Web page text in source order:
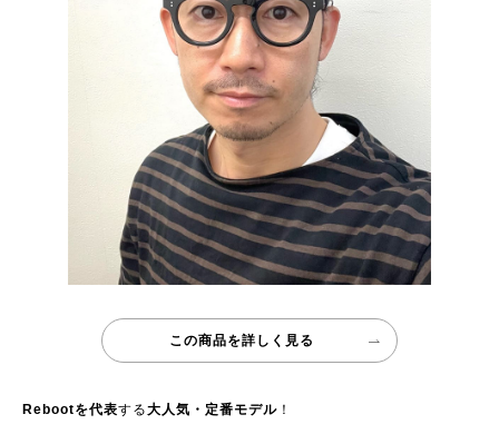
この商品を詳しく見る
Rebootを代表する大人気・定番モデル ！